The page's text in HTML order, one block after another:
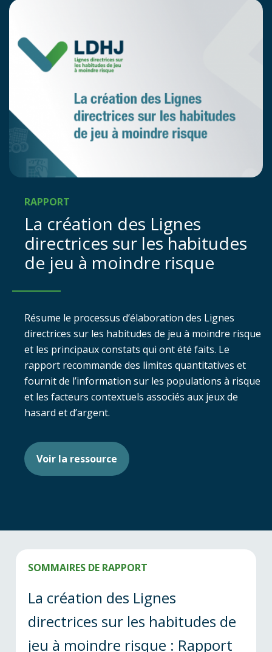
RAPPORT
La création des Lignes
directrices sur les habitudes
de jeu à moindre risque
Résume le processus d’élaboration des Lignes
directrices sur les habitudes de jeu à moindre risque
et les principaux constats qui ont été faits. Le
rapport recommande des limites quantitatives et
fournit de l’information sur les populations à risque
et les facteurs contextuels associés aux jeux de
hasard et d’argent.
Voir la ressource
SOMMAIRES DE RAPPORT
La création des Lignes
directrices sur les habitudes de
jeu à moindre risque : Rapport